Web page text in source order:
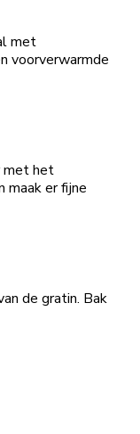
met
voorverwarmde
met het
er fijne
de gratin. Bak